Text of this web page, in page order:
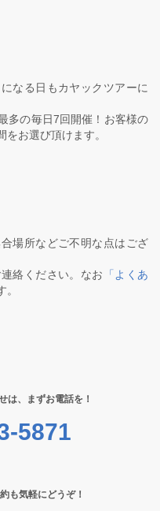
なる日もカヤックツアーに
多の毎日7回開催！お客様の
お選び頂けます。
場所などご不明な点はござ
絡ください。なお
「よくあ
は、まずお電話を！
5871
も気軽にどうぞ！